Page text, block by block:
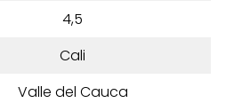
4,5
Cali
Valle del Cauca